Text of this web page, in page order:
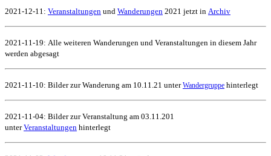
2021-12-11: Veranstaltungen und Wanderungen 2021 jetzt in Archiv
2021-11-19: Alle weiteren Wanderungen und Veranstaltungen in diesem Jahr
werden abgesagt
2021-11-10: Bilder zur Wanderung am 10.11.21 unterWandergruppe hinterlegt
2021-11-04: Bilder zur Veranstaltung am 03.11.201
unterVeranstaltungen hinterlegt